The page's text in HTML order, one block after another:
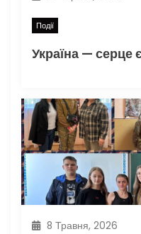
Події
Україна — серце
8 Травня, 2026